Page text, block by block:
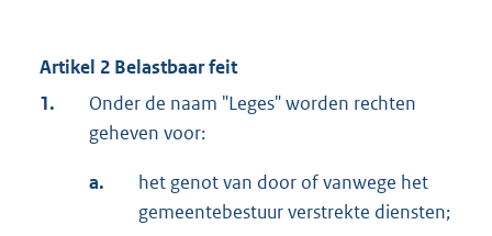
Artikel 2 Belastbaar feit
1.
Onder de naam "Leges" worden rechten
geheven voor:
a.
het genot van door of vanwege het
gemeentebestuur verstrekte diensten;